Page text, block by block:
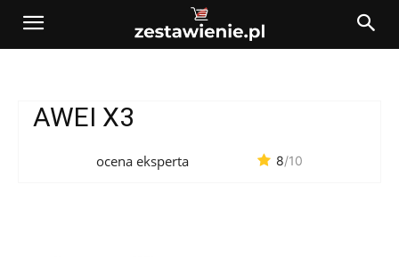
AWEI X3
ocena eksperta 8/10